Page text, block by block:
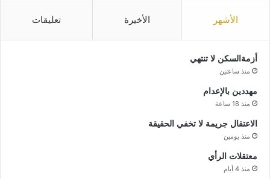
الأشهر الأخيرة تعليقات
أزمةالسكن لا تنتهي
منذ ساعتين
مهددين بالإعدام
منذ 18 ساعة
الاعتقال جريمة لا تخفي الحقيقة
منذ يومين
معتقلات الرأي
منذ 4 أيام